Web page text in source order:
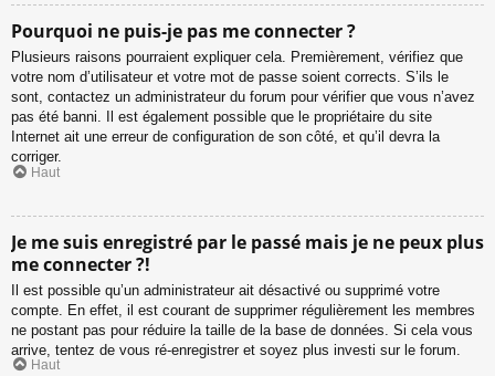
Pourquoi ne puis-je pas me connecter ?
Plusieurs raisons pourraient expliquer cela. Premièrement, vérifiez que
votre nom d’utilisateur et votre mot de passe soient corrects. S’ils le
sont, contactez un administrateur du forum pour vérifier que vous n’avez
pas été banni. Il est également possible que le propriétaire du site
Internet ait une erreur de configuration de son côté, et qu’il devra la
corriger.
Haut
Je me suis enregistré par le passé mais je ne peux plus
me connecter ?!
Il est possible qu’un administrateur ait désactivé ou supprimé votre
compte. En effet, il est courant de supprimer régulièrement les membres
ne postant pas pour réduire la taille de la base de données. Si cela vous
arrive, tentez de vous ré-enregistrer et soyez plus investi sur le forum.
Haut